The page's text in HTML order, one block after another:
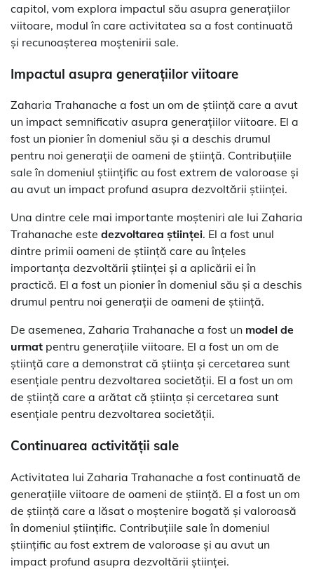
capitol, vom explora impactul său asupra generațiilor
viitoare, modul în care activitatea sa a fost continuată
și recunoașterea moștenirii sale.
Impactul asupra generațiilor viitoare
Zaharia Trahanache a fost un om de știință care a avut
un impact semnificativ asupra generațiilor viitoare. El a
fost un pionier în domeniul său și a deschis drumul
pentru noi generații de oameni de știință. Contribuțiile
sale în domeniul științific au fost extrem de valoroase și
au avut un impact profund asupra dezvoltării științei.
Una dintre cele mai importante moșteniri ale lui Zaharia
Trahanache este dezvoltarea științei. El a fost unul
dintre primii oameni de știință care au înțeles
importanța dezvoltării științei și a aplicării ei în
practică. El a fost un pionier în domeniul său și a deschis
drumul pentru noi generații de oameni de știință.
De asemenea, Zaharia Trahanache a fost un model de
urmat pentru generațiile viitoare. El a fost un om de
știință care a demonstrat că știința și cercetarea sunt
esențiale pentru dezvoltarea societății. El a fost un om
de știință care a arătat că știința și cercetarea sunt
esențiale pentru dezvoltarea societății.
Continuarea activității sale
Activitatea lui Zaharia Trahanache a fost continuată de
generațiile viitoare de oameni de știință. El a fost un om
de știință care a lăsat o moștenire bogată și valoroasă
în domeniul științific. Contribuțiile sale în domeniul
științific au fost extrem de valoroase și au avut un
impact profund asupra dezvoltării științei.